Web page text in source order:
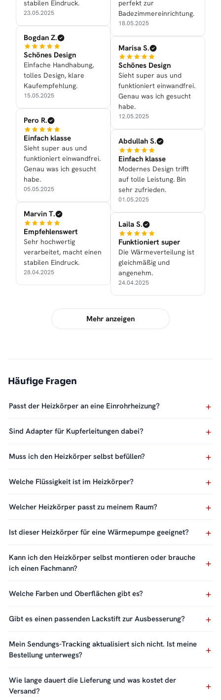
stabilen Eindruck.
23.05.2025
Bogdan Z.
Schönes Design
Einfache Handhabung,
tolles Design, klare
Kaufempfehlung.
15.05.2025
Pero R.
Einfach klasse
Sieht super aus und
funktioniert einwandfrei.
Genau was ich gesucht
habe.
05.05.2025
Marvin T.
Empfehlenswert
Sehr hochwertig
verarbeitet, macht einen
stabilen Eindruck.
28.04.2025
perfekt zur
Badezimmereinrichtung.
18.05.2025
Marisa S.
Schönes Design
Sieht super aus und
funktioniert einwandfrei.
Genau was ich gesucht
habe.
12.05.2025
Abdullah S.
Einfach klasse
Modernes Design trifft
auf tolle Leistung. Bin
sehr zufrieden.
01.05.2025
Laila S.
Funktioniert super
Die Wärmeverteilung ist
gleichmäßig und
angenehm.
24.04.2025
Mehr anzeigen
Häufige Fragen
Passt der Heizkörper an eine Einrohrheizung?
Sind Adapter für Kupferleitungen dabei?
Muss ich den Heizkörper selbst befüllen?
Welche Flüssigkeit ist im Heizkörper?
Welcher Heizkörper passt zu meinem Raum?
Ist dieser Heizkörper für eine Wärmepumpe geeignet?
Kann ich den Heizkörper selbst montieren oder brauche
ich einen Fachmann?
Welche Farben und Oberflächen gibt es?
Gibt es einen passenden Lackstift zur Ausbesserung?
Mein Sendungs-Tracking aktualisiert sich nicht. Ist meine
Bestellung unterwegs?
Wie lange dauert die Lieferung und was kostet der
Versand?